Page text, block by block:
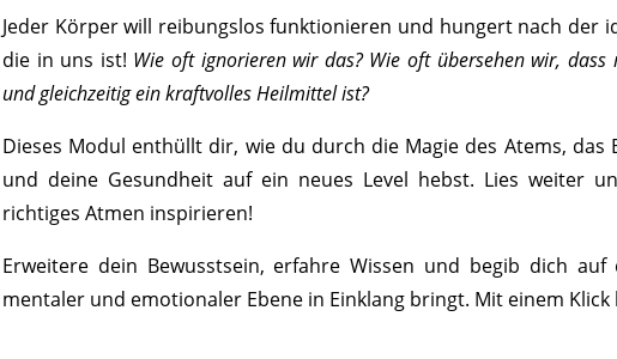
Jeder Körper will reibungslos funktionieren und hungert nach der
die in uns ist! Wie oft ignorieren wir das? Wie oft übersehen wir, dass
und gleichzeitig ein kraftvolles Heilmittel ist?
Dieses Modul enthüllt dir, wie du durch die Magie des Atems, das
und deine Gesundheit auf ein neues Level hebst. Lies weiter
richtiges Atmen inspirieren!
Erweitere dein Bewusstsein, erfahre Wissen und begib dich
mentaler und emotionaler Ebene in Einklang bringt. Mit einem